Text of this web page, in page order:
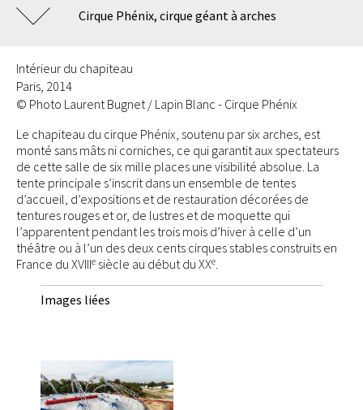
Cirque Phénix, cirque géant à arches
Intérieur du chapiteau
Paris, 2014
© Photo Laurent Bugnet / Lapin Blanc - Cirque Phénix
Le chapiteau du cirque Phénix, soutenu par six arches, est
monté sans mâts ni corniches, ce qui garantit aux spectateurs
de cette salle de six mille places une visibilité absolue. La
tente principale s’inscrit dans un ensemble de tentes
d’accueil, d’expositions et de restauration décorées de
tentures rouges et or, de lustres et de moquette qui
l’apparentent pendant les trois mois d’hiver à celle d’un
théâtre ou à l’un des deux cents cirques stables construits en
France du XVIIIe siècle au début du XXe.
Images liées